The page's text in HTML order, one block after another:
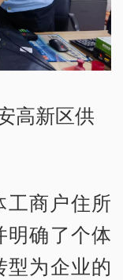
高新区供
工商户住所
明确了个体
为企业的